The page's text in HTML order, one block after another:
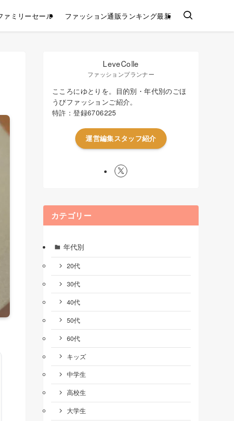
ァミリーセール ファッション通販ランキング最新
LeveColle
ファッションプランナー
こころにゆとりを。目的別・年代別のごほ
うびファッションご紹介。
特許：登録6706225
運営編集スタッフ紹介
カテゴリー
年代別
20代
30代
40代
50代
60代
キッズ
中学生
高校生
大学生